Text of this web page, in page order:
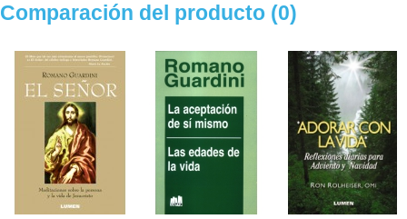
Comparación del producto (0)